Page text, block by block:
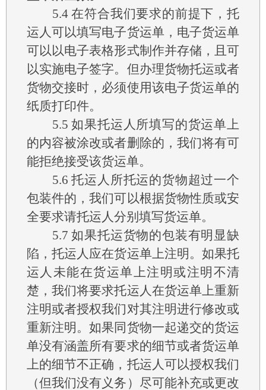
5.4在符合我们要求的前提下，托
运人可以填写电子货运单，电子货运单
可以以电子表格形式制作并存储，且可
以实施电子签字。但办理货物托运或者
货物交接时，必须使用该电子货运单的
纸质打印件。
5.5如果托运人所填写的货运单上
的内容被涂改或者删除的，我们将有可
能拒绝接受该货运单。
5.6托运人所托运的货物超过一个
包装件的，我们可以根据货物性质或安
全要求请托运人分别填写货运单。
5.7如果托运货物的包装有明显缺
陷，托运人应在货运单上注明。如果托
运人未能在货运单上注明或注明不清
楚，我们将要求托运人在货运单上重新
注明或者授权我们对其注明进行修改或
重新注明。如果同货物一起递交的货运
单没有涵盖所有要求的细节或者货运单
上的细节不正确，托运人可以授权我们
（但我们没有义务）尽可能补充或更改